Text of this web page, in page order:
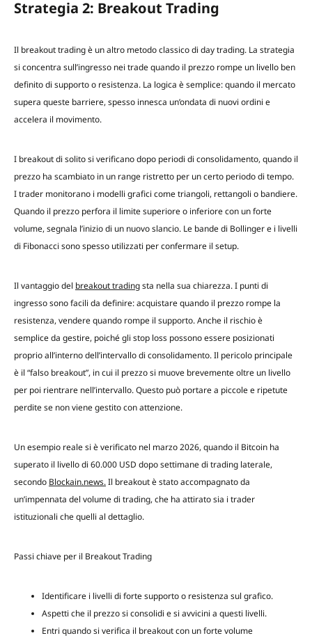
Strategia 2: Breakout Trading
Il breakout trading è un altro metodo classico di day trading. La strategia
si concentra sull’ingresso nei trade quando il prezzo rompe un livello ben
definito di supporto o resistenza. La logica è semplice: quando il mercato
supera queste barriere, spesso innesca un’ondata di nuovi ordini e
accelera il movimento.
I breakout di solito si verificano dopo periodi di consolidamento, quando il
prezzo ha scambiato in un range ristretto per un certo periodo di tempo.
I trader monitorano i modelli grafici come triangoli, rettangoli o bandiere.
Quando il prezzo perfora il limite superiore o inferiore con un forte
volume, segnala l’inizio di un nuovo slancio. Le bande di Bollinger e i livelli
di Fibonacci sono spesso utilizzati per confermare il setup.
Il vantaggio del breakout tradingsta nella sua chiarezza. I punti di
ingresso sono facili da definire: acquistare quando il prezzo rompe la
resistenza, vendere quando rompe il supporto. Anche il rischio è
semplice da gestire, poiché gli stop loss possono essere posizionati
proprio all’interno dell’intervallo di consolidamento. Il pericolo principale
è il “falso breakout”, in cui il prezzo si muove brevemente oltre un livello
per poi rientrare nell’intervallo. Questo può portare a piccole e ripetute
perdite se non viene gestito con attenzione.
Un esempio reale si è verificato nel marzo 2026, quando il Bitcoin ha
superato il livello di 60.000 USD dopo settimane di trading laterale,
secondo Blockain.news.Il breakout è stato accompagnato da
un’impennata del volume di trading, che ha attirato sia i trader
istituzionali che quelli al dettaglio.
Passi chiave per il Breakout Trading
Identificare i livelli di forte supporto o resistenza sul grafico.
Aspetti che il prezzo si consolidi e si avvicini a questi livelli.
Entri quando si verifica il breakout con un forte volume